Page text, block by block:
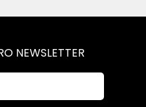
NEWSLETTER